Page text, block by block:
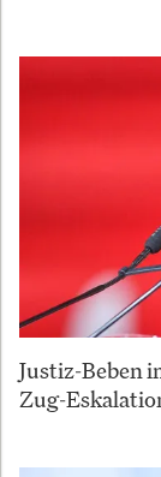
Justiz-Beben
Zug-